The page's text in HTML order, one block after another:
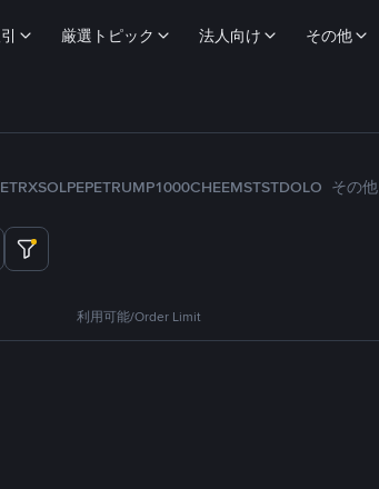
厳選トピック 法人向け その他
TRXSOLPEPETRUMP1000CHEEMSTSTDOLO その他
利用可能/Order Limit